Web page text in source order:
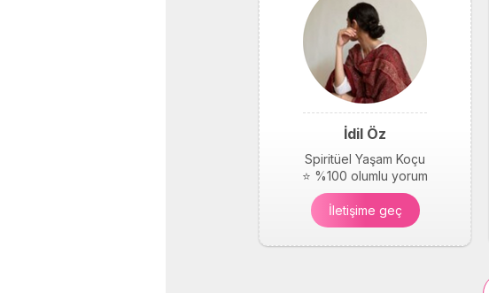
İdil Öz
Spiritüel Yaşam Koçu
⭐ %100 olumlu yorum
İletişime geç